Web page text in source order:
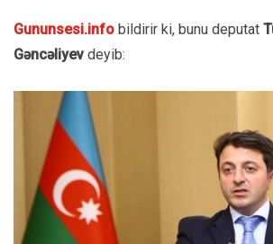
Gununsesi.info bildirir ki, bunu deputat
Gəncəliyev deyib: